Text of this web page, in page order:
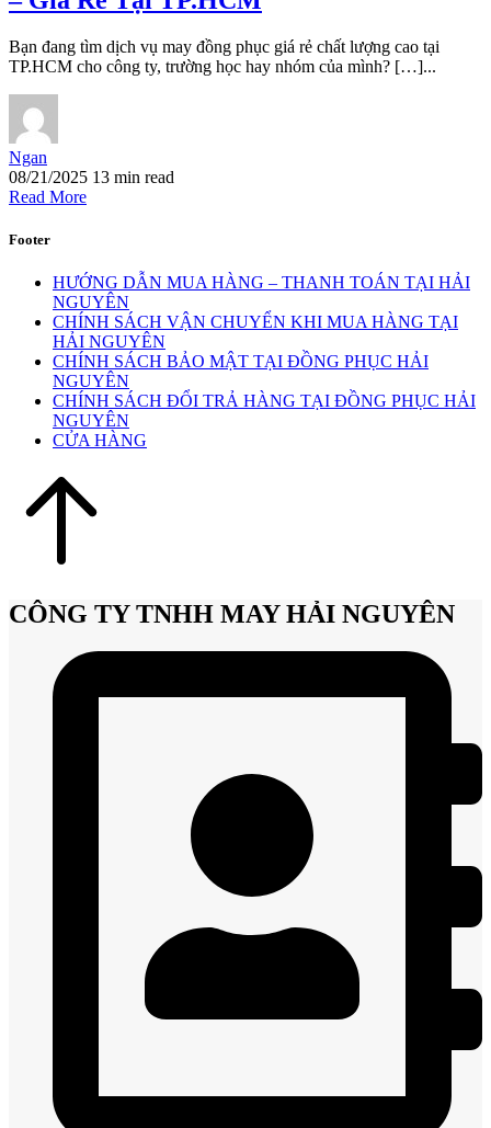
Bạn đang tìm dịch vụ may đồng phục giá rẻ chất lượng cao tại
TP.HCM cho công ty, trường học hay nhóm của mình? […]...
Ngan
08/21/2025 13 min read
Read More
Footer
HƯỚNG DẪN MUA HÀNG – THANH TOÁN TẠI HẢI
NGUYÊN
CHÍNH SÁCH VẬN CHUYỂN KHI MUA HÀNG TẠI
HẢI NGUYÊN
CHÍNH SÁCH BẢO MẬT TẠI ĐỒNG PHỤC HẢI
NGUYÊN
CHÍNH SÁCH ĐỔI TRẢ HÀNG TẠI ĐỒNG PHỤC HẢI
NGUYÊN
CỬA HÀNG
CÔNG TY TNHH MAY HẢI NGUYÊN